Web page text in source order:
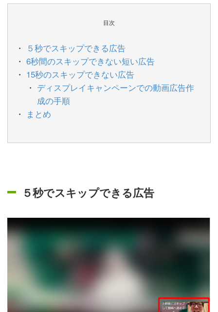
目次
５秒でスキップできる広告
6秒間のスキップできない短い広告
15秒のスキップできない広告
ディスプレイキャンペーンでの動画広告作
成の手順
まとめ
５秒でスキップできる広告